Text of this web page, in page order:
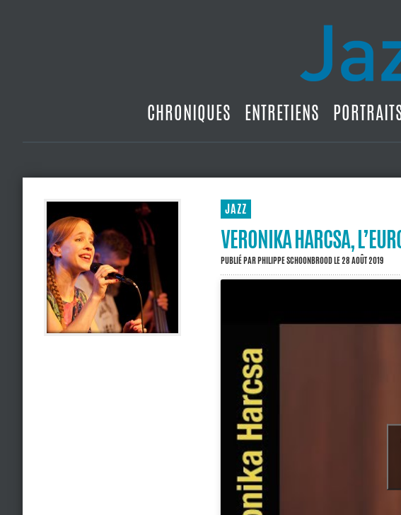
CHRONIQUES ENTRETIENS
JAZZ
VERONIKA HARCSA,
PUBLIÉ PARPHILIPPE SCHOONBROODLE 28 AOÛT 2019